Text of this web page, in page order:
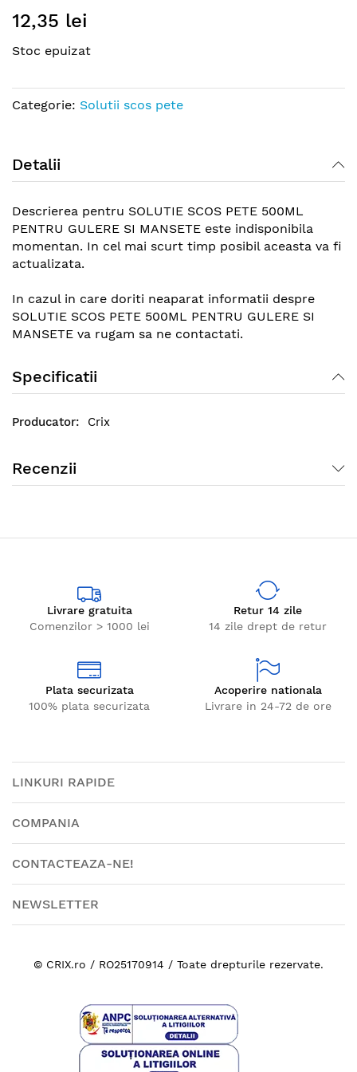
to
beginning
the
images
12,35 lei
Stoc epuizat
Categorie: Solutii scos pete
Detalii
Descrierea pentru SOLUTIE SCOS PETE 500ML
PENTRU GULERE SI MANSETE este indisponibila
momentan. In cel mai scurt timp posibil aceasta va fi
actualizata.
In cazul in care doriti neaparat informatii despre
SOLUTIE SCOS PETE 500ML PENTRU GULERE SI
MANSETE va rugam sa ne contactati.
Specificatii
Crix
Recenzii
Livrare gratuita
Comenzilor > 1000 lei
Retur 14 zile
14 zile drept de retur
Plata securizata
100% plata securizata
Acoperire nationala
Livrare in 24-72 de ore
LINKURI RAPIDE
COMPANIA
CONTACTEAZA-NE!
NEWSLETTER
© CRIX.ro / RO25170914 / Toate drepturile rezervate.